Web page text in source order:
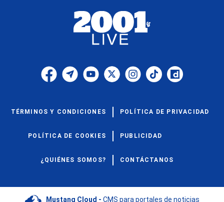
TÉRMINOS Y CONDICIONES POLÍTICA DE PRIVACIDAD
POLÍTICA DE COOKIES PUBLICIDAD
¿QUIÉNES SOMOS? CONTÁCTANOS
Mustang Cloud - CMS para portales de noticias